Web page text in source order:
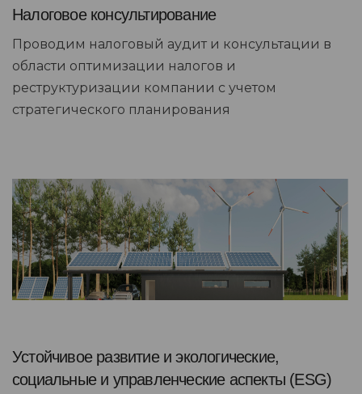
Налоговое консультирование
Проводим налоговый аудит и консультации в
области оптимизации налогов и
реструктуризации компании с учетом
стратегического планирования
Устойчивое развитие и экологические,
социальные и управленческие аспекты (ESG)